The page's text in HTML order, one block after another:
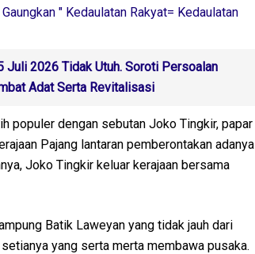
" Kedaulatan Rakyat= Kedaulatan
Juli 2026 Tidak Utuh. Soroti Persoalan
Adat Serta Revitalisasi
populer dengan sebutan Joko Tingkir, papar
Pajang lantaran pemberontakan adanya
Joko Tingkir keluar kerajaan bersama
Batik Laweyan yang tidak jauh dari
yang serta merta membawa pusaka.